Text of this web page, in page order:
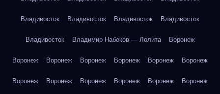
Владивосток Владивосток Владивосток Владивосток
Владивосток Владимир Набоков — Лолита Воронеж
Воронеж Воронеж Воронеж Воронеж Воронеж Воронеж
Воронеж Воронеж Воронеж Воронеж Воронеж Воронеж